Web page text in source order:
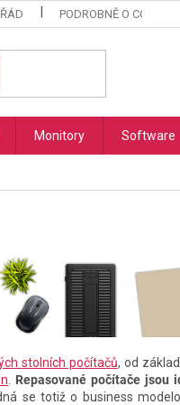
PODROBNĚ O COOKIES
Monitory Software
stolních počítačů, od
. Repasované počítače jsou
se totiž o business